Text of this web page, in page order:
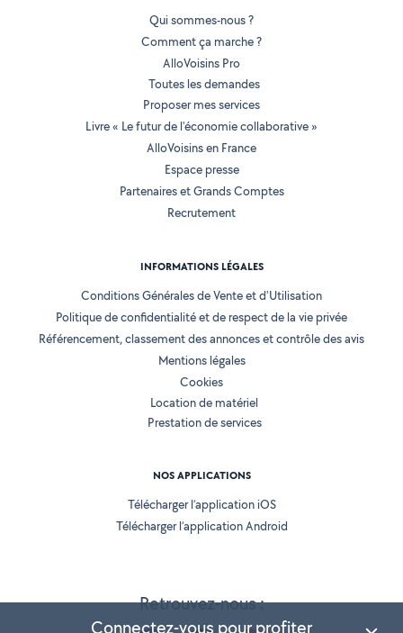
Retrouvez-nous :
Qui sommes-nous ?
Comment ça marche ?
AlloVoisins Pro
Toutes les demandes
Proposer mes services
Livre « Le futur de l'économie collaborative »
AlloVoisins en France
Espace presse
Partenaires et Grands Comptes
Recrutement
INFORMATIONS LÉGALES
Conditions Générales de Vente et d'Utilisation
Politique de confidentialité et de respect de la vie privée
Référencement, classement des annonces et contrôle des avis
Mentions légales
Cookies
Location de matériel
Prestation de services
NOS APPLICATIONS
Télécharger l’application iOS
Télécharger l’application Android
Connectez-vous pour profiter